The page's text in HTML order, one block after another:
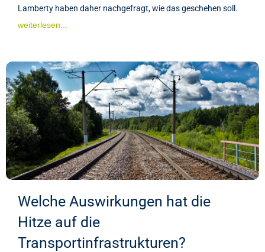
Lamberty haben daher nachgefragt, wie das geschehen soll.
weiterlesen...
Welche Auswirkungen hat die
Hitze auf die
Transportinfrastrukturen?